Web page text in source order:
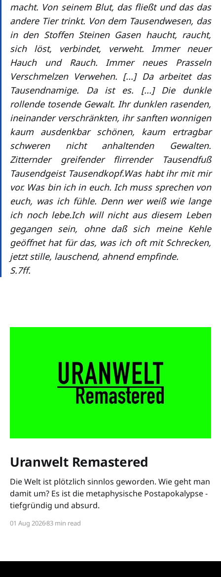
macht. Von seinem Blut, das fließt und das das
andere Tier trinkt. Von dem Tausendwesen, das
in den Stoffen Steinen Gasen haucht, raucht,
sich löst, verbindet, verweht. Immer neuer
Hauch und Rauch. Immer neues Prasseln
Verschmelzen Verwehen. [...] Da arbeitet das
Tausendnamige. Da ist es. [...] Die dunkle
rollende tosende Gewalt. Ihr dunklen rasenden,
ineinander verschränkten, ihr sanften wonnigen
kaum ausdenkbar schönen, kaum ertragbar
schweren nicht anhaltenden Gewalten.
Zitternder greifender flirrender Tausendfuß
Tausendgeist Tausendkopf.Was habt ihr mit mir
vor. Was bin ich in euch. Ich muss sprechen von
euch, was ich fühle. Denn wer weiß wie lange
ich noch lebe.Ich will nicht aus diesem Leben
gegangen sein, ohne daß sich meine Kehle
geöffnet hat für das, was ich oft mit Schrecken,
jetzt stille, lauschend, ahnend empfinde.
S.7ff.
Uranwelt Remastered
Die Welt ist plötzlich sinnlos geworden. Wie geht man
damit um? Es ist die metaphysische Postapokalypse -
tiefgründig und absurd.
01 Aug 202683 min read